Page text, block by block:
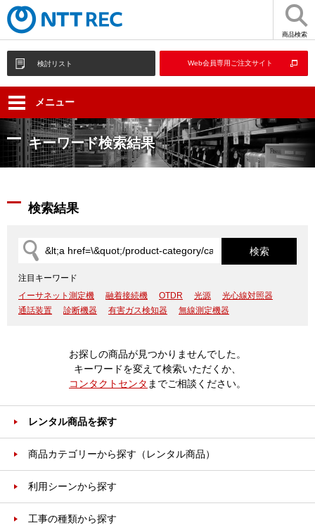
商品検索
検討リスト Web会員専用ご注文サイト
メニュー
キーワード検索結果
検索結果
注目キーワード
イーサネット測定機
融着接続機 OTDR 光源
光心線対照器
通話装置
診断機器 有害ガス検知器 無線測定機器
お探しの商品が見つかりませんでした。
キーワードを変えて検索いただくか、
コンタクトセンタ までご相談ください。
レンタル商品を探す
商品カテゴリーから探す（レンタル商品）
利用シーンから探す
工事の種類から探す